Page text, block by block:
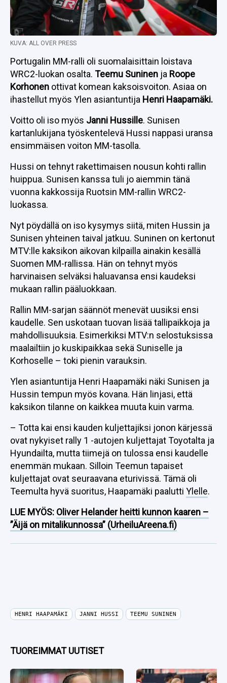
KUVA: ALL OVER PRESS
Portugalin MM-ralli oli suomalaisittain loistava
WRC2-luokan osalta. Teemu Suninen ja Roope
Korhonen ottivat komean kaksoisvoiton. Asiaa on
ihastellut myös Ylen asiantuntija Henri Haapamäki.
Voitto oli iso myös Janni Hussille. Sunisen
kartanlukijana työskentelevä Hussi nappasi uransa
ensimmäisen voiton MM-tasolla.
Hussi on tehnyt rakettimaisen nousun kohti rallin
huippua. Sunisen kanssa tuli jo aiemmin tänä
vuonna kakkossija Ruotsin MM-rallin WRC2-
luokassa.
Nyt pöydällä on iso kysymys siitä, miten Hussin ja
Sunisen yhteinen taival jatkuu. Suninen on kertonut
MTV:lle kaksikon aikovan kilpailla ainakin kesällä
Suomen MM-rallissa. Hän on tehnyt myös
harvinaisen selväksi haluavansa ensi kaudeksi
mukaan rallin pääluokkaan.
Rallin MM-sarjan säännöt menevät uusiksi ensi
kaudelle. Sen uskotaan tuovan lisää tallipaikkoja ja
mahdollisuuksia. Esimerkiksi MTV:n selostuksissa
maalailtiin jo kuskipaikkaa sekä Suniselle ja
Korhoselle – toki pienin varauksin.
Ylen asiantuntija Henri Haapamäki näki Sunisen ja
Hussin tempun myös kovana. Hän linjasi, että
kaksikon tilanne on kaikkea muuta kuin varma.
– Totta kai ensi kauden kuljettajiksi jonon kärjessä
ovat nykyiset rally 1 -autojen kuljettajat Toyotalta ja
Hyundailta, mutta tiimejä on tulossa ensi kaudelle
enemmän mukaan. Silloin Teemun tapaiset
kuljettajat ovat seuraavana eturivissä. Tämä oli
Teemulta hyvä suoritus, Haapamäki paalutti Ylelle.
LUE MYÖS: Oliver Helander heitti kunnon kaaren –
”Äijä on mitalikunnossa” (UrheiluAreena.fi)
HENRI HAAPAMÄKI JANNI HUSSI TEEMU SUNINEN
TUOREIMMAT UUTISET